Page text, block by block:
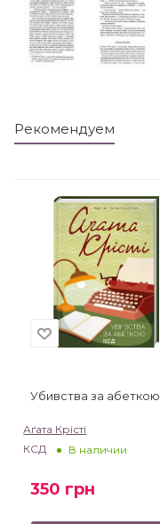
Рекомендуем
Убивства за абеткою
Аґата Крісті
КСД
В наличии
350 грн